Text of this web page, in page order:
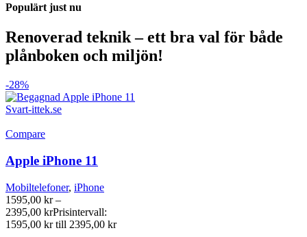
Populärt just nu
Renoverad teknik – ett bra val för både
plånboken och miljön!
-28%
Compare
Apple iPhone 11
Mobiltelefoner, iPhone
1595,00 kr –
2395,00 krPrisintervall:
1595,00 kr till 2395,00 kr